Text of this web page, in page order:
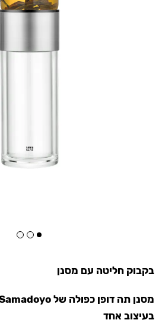
בקבוק חליטה עם מסנן
בעיצוב אחד